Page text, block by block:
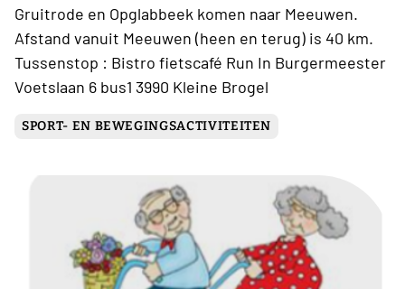
Gruitrode en Opglabbeek komen naar Meeuwen.
Afstand vanuit Meeuwen (heen en terug) is 40 km.
Tussenstop : Bistro fietscafé Run In Burgermeester
Voetslaan 6 bus1 3990 Kleine Brogel
SPORT- EN BEWEGINGSACTIVITEITEN